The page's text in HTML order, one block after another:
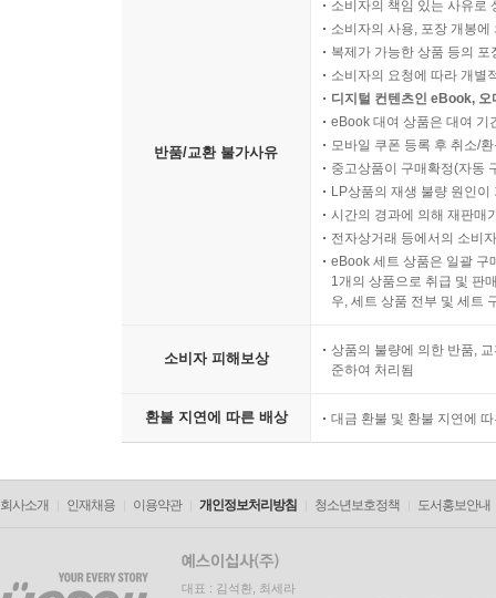
반품/교환 불가사유
소비자의 책임 있는 사유로
소비자의 사용, 포장 개봉
복제가 가능한 상품 등의
소비자의 요청에 따라 개별
디지털 컨텐츠인 eBook,
eBook 대여 상품은 대여 기
모바일 쿠폰 등록 후 취소/
중고상품이 구매확정(자동
LP상품의 재생 불량 원인
시간의 경과에 의해 재판매
전자상거래 등에서의 소비
eBook 세트 상품은 일괄 구
1개의 상품으로 취급 및 판
우, 세트 상품 전부 및 세트
소비자 피해보상
상품의 불량에 의한 반품,
준하여 처리됨
환불 지연에 따른 배상 대금 환불 및 환불 지연에
회사소개 인재채용 이용약관 개인정보처리방침 청소년보호정책 도서홍보안내
대표 : 김석환, 최세라